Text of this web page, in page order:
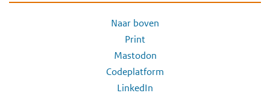
Naar boven
Print
Mastodon
Codeplatform
LinkedIn